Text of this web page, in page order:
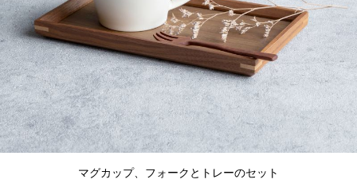
マグカップ、フォークとトレーのセット